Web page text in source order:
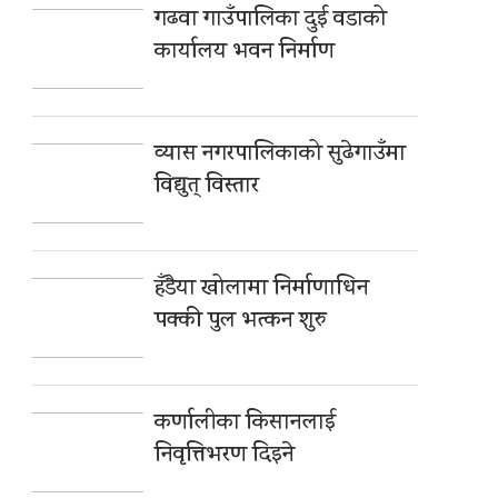
गढवा गाउँपालिका दुई वडाको
कार्यालय भवन निर्माण
व्यास नगरपालिकाको सुढेगाउँमा
विद्युत् विस्तार
हँडैया खोलामा निर्माणाधिन
पक्की पुल भत्कन शुरु
कर्णालीका किसानलाई
निवृत्तिभरण दिइने